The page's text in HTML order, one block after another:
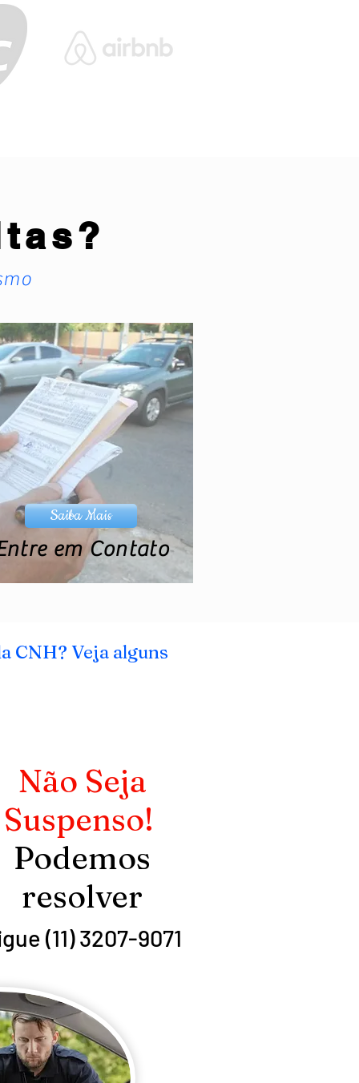
Saiba Mais
em Contato
CNH? Veja alguns
Não Seja
Suspenso!
Podemos
resolver
(11) 3207-9071